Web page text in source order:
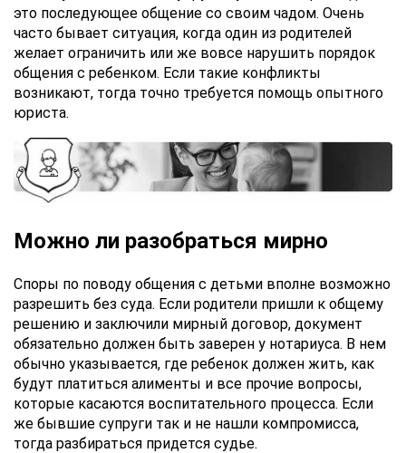
это последующее общение со своим чадом. Очень
часто бывает ситуация, когда один из родителей
желает ограничить или же вовсе нарушить порядок
общения с ребенком. Если такие конфликты
возникают, тогда точно требуется помощь опытного
юриста.
Можно ли разобраться мирно
Споры по поводу общения с детьми вполне возможно
разрешить без суда. Если родители пришли к общему
решению и заключили мирный договор, документ
обязательно должен быть заверен у нотариуса. В нем
обычно указывается, где ребенок должен жить, как
будут платиться алименты и все прочие вопросы,
которые касаются воспитательного процесса. Если
же бывшие супруги так и не нашли компромисса,
тогда разбираться придется судье.